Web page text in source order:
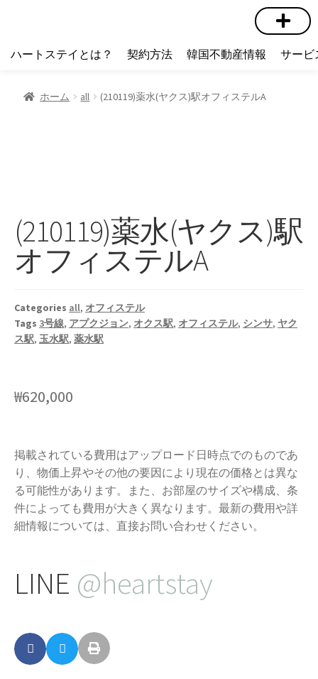
ハートステイとは？ 契約方法 韓国不動産情報 サービ
ホーム all (210119)薬水(ヤクス)駅オフィステルA
(210119)薬水(ヤクス)駅
オフィステルA
Categories all, オフィステル
Tags 3号線, アプクジョン, オクス駅, オフィステル, シンサ, ヤク
ス駅, 玉水駅, 薬水駅
₩620,000
掲載されている費用はアップロード日時点でのものであ
り、物価上昇やその他の要因により現在の価格とは異な
る可能性があります。また、お部屋のサイズや構成、条
件によっても費用が大きく異なります。最新の費用や詳
細情報については、直接お問い合わせください。
LINE @heartstay